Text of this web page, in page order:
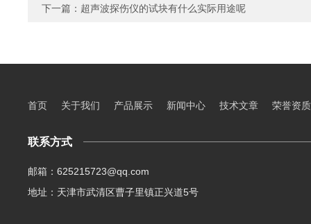
下一篇： 超声波探伤仪的试块有什么实际用途呢
首页 关于我们 产品展示 新闻中心 技术文章 荣誉资质
联系方式
邮箱：625215723@qq.com
地址：天津市武清区曹子里镇正兴道5号